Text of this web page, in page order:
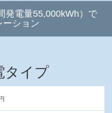
発電量55,000kWh）で
ーション
タイプ
円